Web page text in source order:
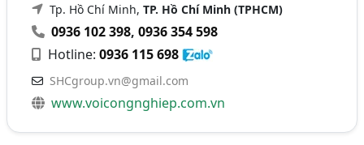
Tp. Hồ Chí Minh,TP. Hồ Chí Minh (TPHCM)
0936 102 398,0936 354 598
Hotline:0936 115 698
SHCgroup.vn@gmail.com
www.voicongnghiep.com.vn